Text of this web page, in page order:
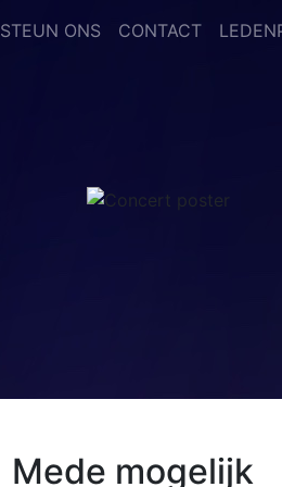
STEUN ONS CONTACT
Mede mogelijk